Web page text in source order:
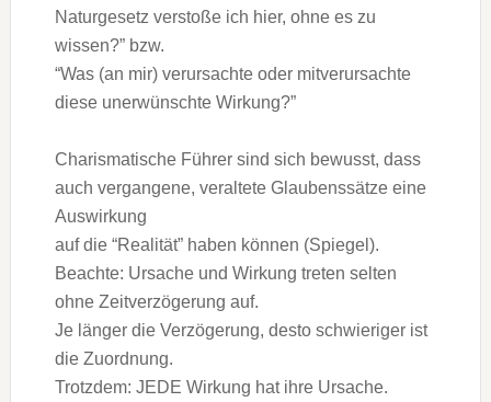
Naturgesetz verstoße ich hier, ohne es zu
wissen?” bzw.
“Was (an mir) verursachte oder mitverursachte
diese unerwünschte Wirkung?”
Charismatische Führer sind sich bewusst, dass
auch vergangene, veraltete Glaubenssätze eine
Auswirkung
auf die “Realität” haben können (Spiegel).
Beachte: Ursache und Wirkung treten selten
ohne Zeitverzögerung auf.
Je länger die Verzögerung, desto schwieriger ist
die Zuordnung.
Trotzdem: JEDE Wirkung hat ihre Ursache.